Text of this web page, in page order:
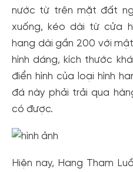
nước từ trên mặt đất
xuống, kéo dài từ cửa
hang dài gần 200 với
hình dáng, kích thước
điển hình của loại hình
đá này phải trải qua
có được.
Hiện nay, Hang Tham
Hoặc
Đăng nhập Facebook